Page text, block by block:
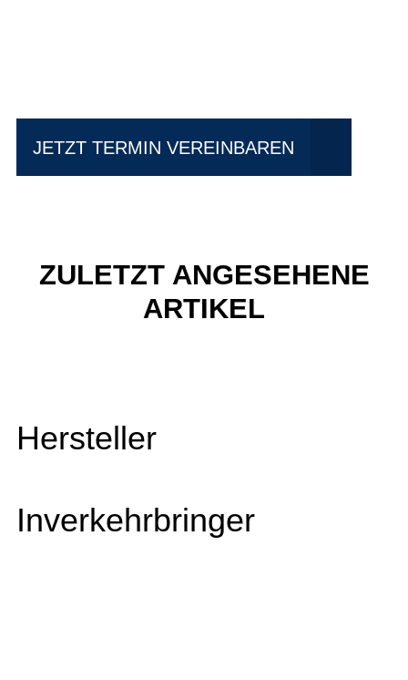
JETZT TERMIN VEREINBAREN
ZULETZT ANGESEHENE
ARTIKEL
Hersteller
Inverkehrbringer